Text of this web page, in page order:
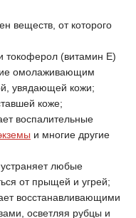
веществ, от которого
токоферол (витамин Е)
омолаживающим
увядающей кожи;
коже;
воспалительные
и многие другие
любые
от прыщей и угрей;
восстанавливающими
осветляя рубцы и